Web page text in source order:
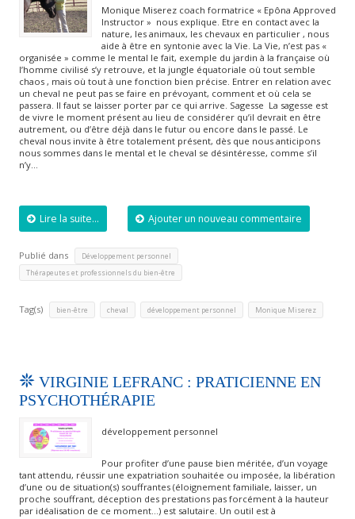
Monique Miserez coach formatrice « Epôna Approved
Instructor » nous explique. Etre en contact avec la
nature, les animaux, les chevaux en particulier , nous
aide à être en syntonie avec la Vie. La Vie, n’est pas «
organisée » comme le mental le fait, exemple du jardin à la française où
l’homme civilisé s’y retrouve, et la jungle équatoriale où tout semble
chaos , mais où tout à une fonction bien précise. Entrer en relation avec
un cheval ne peut pas se faire en prévoyant, comment et où cela se
passera. Il faut se laisser porter par ce qui arrive. Sagesse La sagesse est
de vivre le moment présent au lieu de considérer qu’il devrait en être
autrement, ou d’être déjà dans le futur ou encore dans le passé. Le
cheval nous invite à être totalement présent, dès que nous anticipons
nous sommes dans le mental et le cheval se désintéresse, comme s’il
n’y…
Lire la suite... Ajouter un nouveau commentaire
Publié dans Développement personnel
Thérapeutes et professionnels du bien-être
Tag(s) bien-être cheval développement personnel Monique Miserez
VIRGINIE LEFRANC : PRATICIENNE EN
PSYCHOTHÉRAPIE
développement personnel
Pour profiter d’une pause bien méritée, d’un voyage
tant attendu, réussir une expatriation souhaitée ou imposée, la libération
d’une ou de situation(s) souffrantes (éloignement familiale, laisser, un
proche souffrant, déception des prestations pas forcément à la hauteur
par idéalisation de ce moment…) est salutaire. Un outil est à